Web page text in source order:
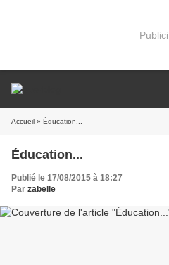
Accueil » Éducation...
Éducation...
Publié le 17/08/2015 à 18:27
Par zabelle